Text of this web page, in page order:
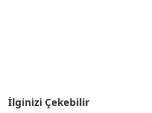
İlginizi Çekebilir